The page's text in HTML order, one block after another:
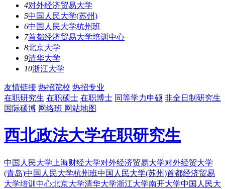
4对外经济贸易大学
5中国人民大学(苏州)
6中国人民大学杭州班
7首都经济贸易大学培训中心
8北京大学
9清华大学
10浙江大学
友情链接 热招院校 热招专业
在职研究生 在职硕士 在职博士 同等学力申硕 非全日制研究生
国际硕博 网络班 网站地图
西北政法大学在职研究生
中国人民大学 上海财经大学对外经济贸易大学对外经贸大学
(青岛)中国人民大学杭州班中国人民大学(苏州)首都经济贸易
大学培训中心北京大学清华大学浙江大学南开大学中国人民大